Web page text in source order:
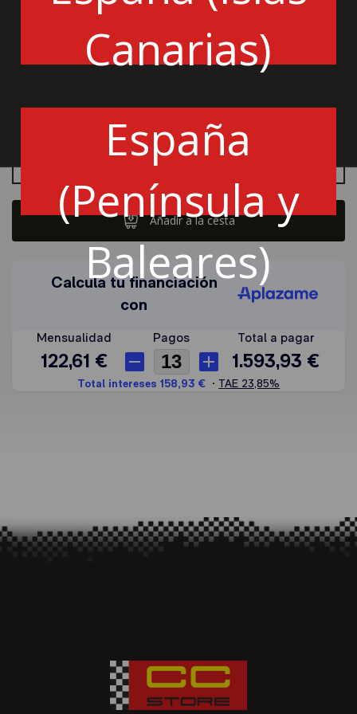
Canarias)
España
(Península y
Baleares)
Conexión macho: 2 conexiones gasolina Dash 6
Salida de purga: Dash 6
Dimensiones:639x639x426mm
Añadir a la cesta